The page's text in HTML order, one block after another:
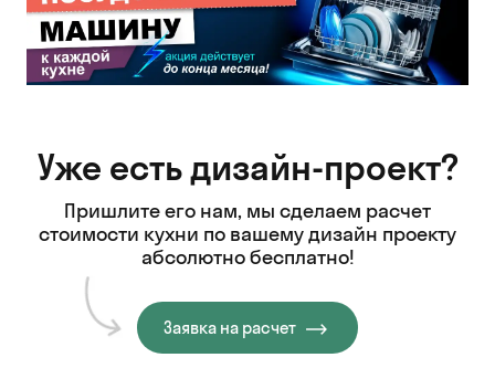
Уже есть дизайн-проект?
Пришлите его нам, мы сделаем расчет
стоимости кухни по вашему дизайн проекту
абсолютно бесплатно!
Заявка на расчет